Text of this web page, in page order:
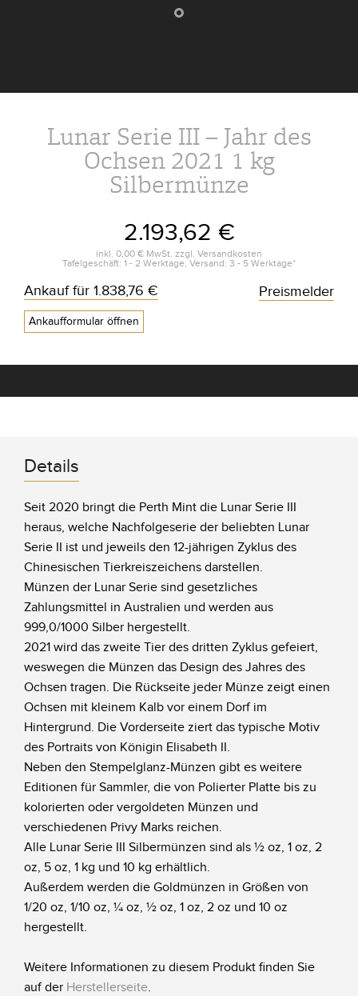
Lunar Serie III – Jahr des
Ochsen 2021 1 kg
Silbermünze
2.193,62 €
inkl. 0,00 € MwSt. zzgl. Versandkosten
Tafelgeschäft: 1 - 2 Werktage, Versand: 3 - 5 Werktage*
Ankauf für 1.838,76 €
Ankaufformular öffnen
Preismelder
Details
Seit 2020 bringt die Perth Mint die Lunar Serie III
heraus, welche Nachfolgeserie der beliebten Lunar
Serie II ist und jeweils den 12-jährigen Zyklus des
Chinesischen Tierkreiszeichens darstellen.
Münzen der Lunar Serie sind gesetzliches
Zahlungsmittel in Australien und werden aus
999,0/1000 Silber hergestellt.
2021 wird das zweite Tier des dritten Zyklus gefeiert,
weswegen die Münzen das Design des Jahres des
Ochsen tragen. Die Rückseite jeder Münze zeigt einen
Ochsen mit kleinem Kalb vor einem Dorf im
Hintergrund. Die Vorderseite ziert das typische Motiv
des Portraits von Königin Elisabeth II.
Neben den Stempelglanz-Münzen gibt es weitere
Editionen für Sammler, die von Polierter Platte bis zu
kolorierten oder vergoldeten Münzen und
verschiedenen Privy Marks reichen.
Alle Lunar Serie III Silbermünzen sind als ½ oz, 1 oz, 2
oz, 5 oz, 1 kg und 10 kg erhältlich.
Außerdem werden die Goldmünzen in Größen von
1/20 oz, 1/10 oz, ¼ oz, ½ oz, 1 oz, 2 oz und 10 oz
hergestellt.
Weitere Informationen zu diesem Produkt finden Sie
auf der Herstellerseite.